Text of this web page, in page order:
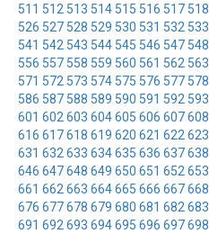
511 512 513 514 515 516 517 518
526 527 528 529 530 531 532 533
541 542 543 544 545 546 547 548
556 557 558 559 560 561 562 563
571 572 573 574 575 576 577 578
586 587 588 589 590 591 592 593
601 602 603 604605 606 607608
616 617618 619 620 621 622 623
631 632 633 634635 636 637638
646 647648 649 650 651 652 653
661 662 663 664665 666 667668
676 677678 679 680 681 682 683
691 692 693 694695 696 697698